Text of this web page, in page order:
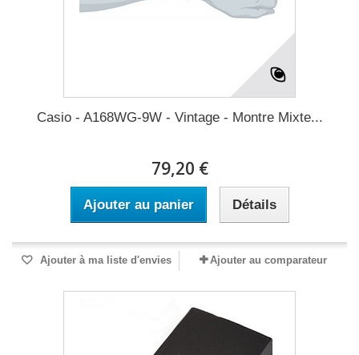
Casio - A168WG-9W - Vintage - Montre Mixte...
79,20 €
Ajouter au panier Détails
Ajouter à ma liste d'envies Ajouter au comparateur